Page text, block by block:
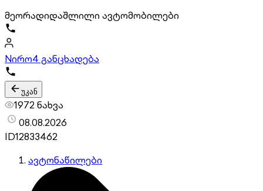
მეორადიდაშლილი ავტომობილები
Nირო4 განცხადება
უკან
1972 ნახვა
08.08.2026
ID12833462
ავტონაწილები